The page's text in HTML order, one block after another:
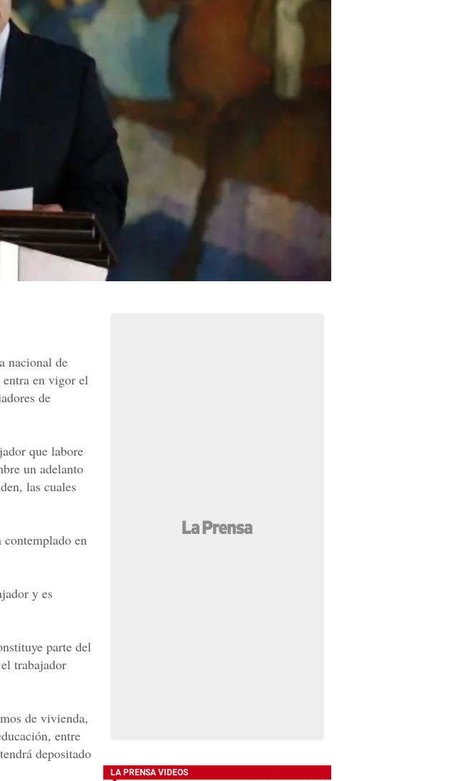
nacional de
en vigor el
de
que labore
un adelanto
las cuales
contemplado en
y es
parte del
trabajador
de vivienda,
entre
depositado
LA PRENSA VIDEOS